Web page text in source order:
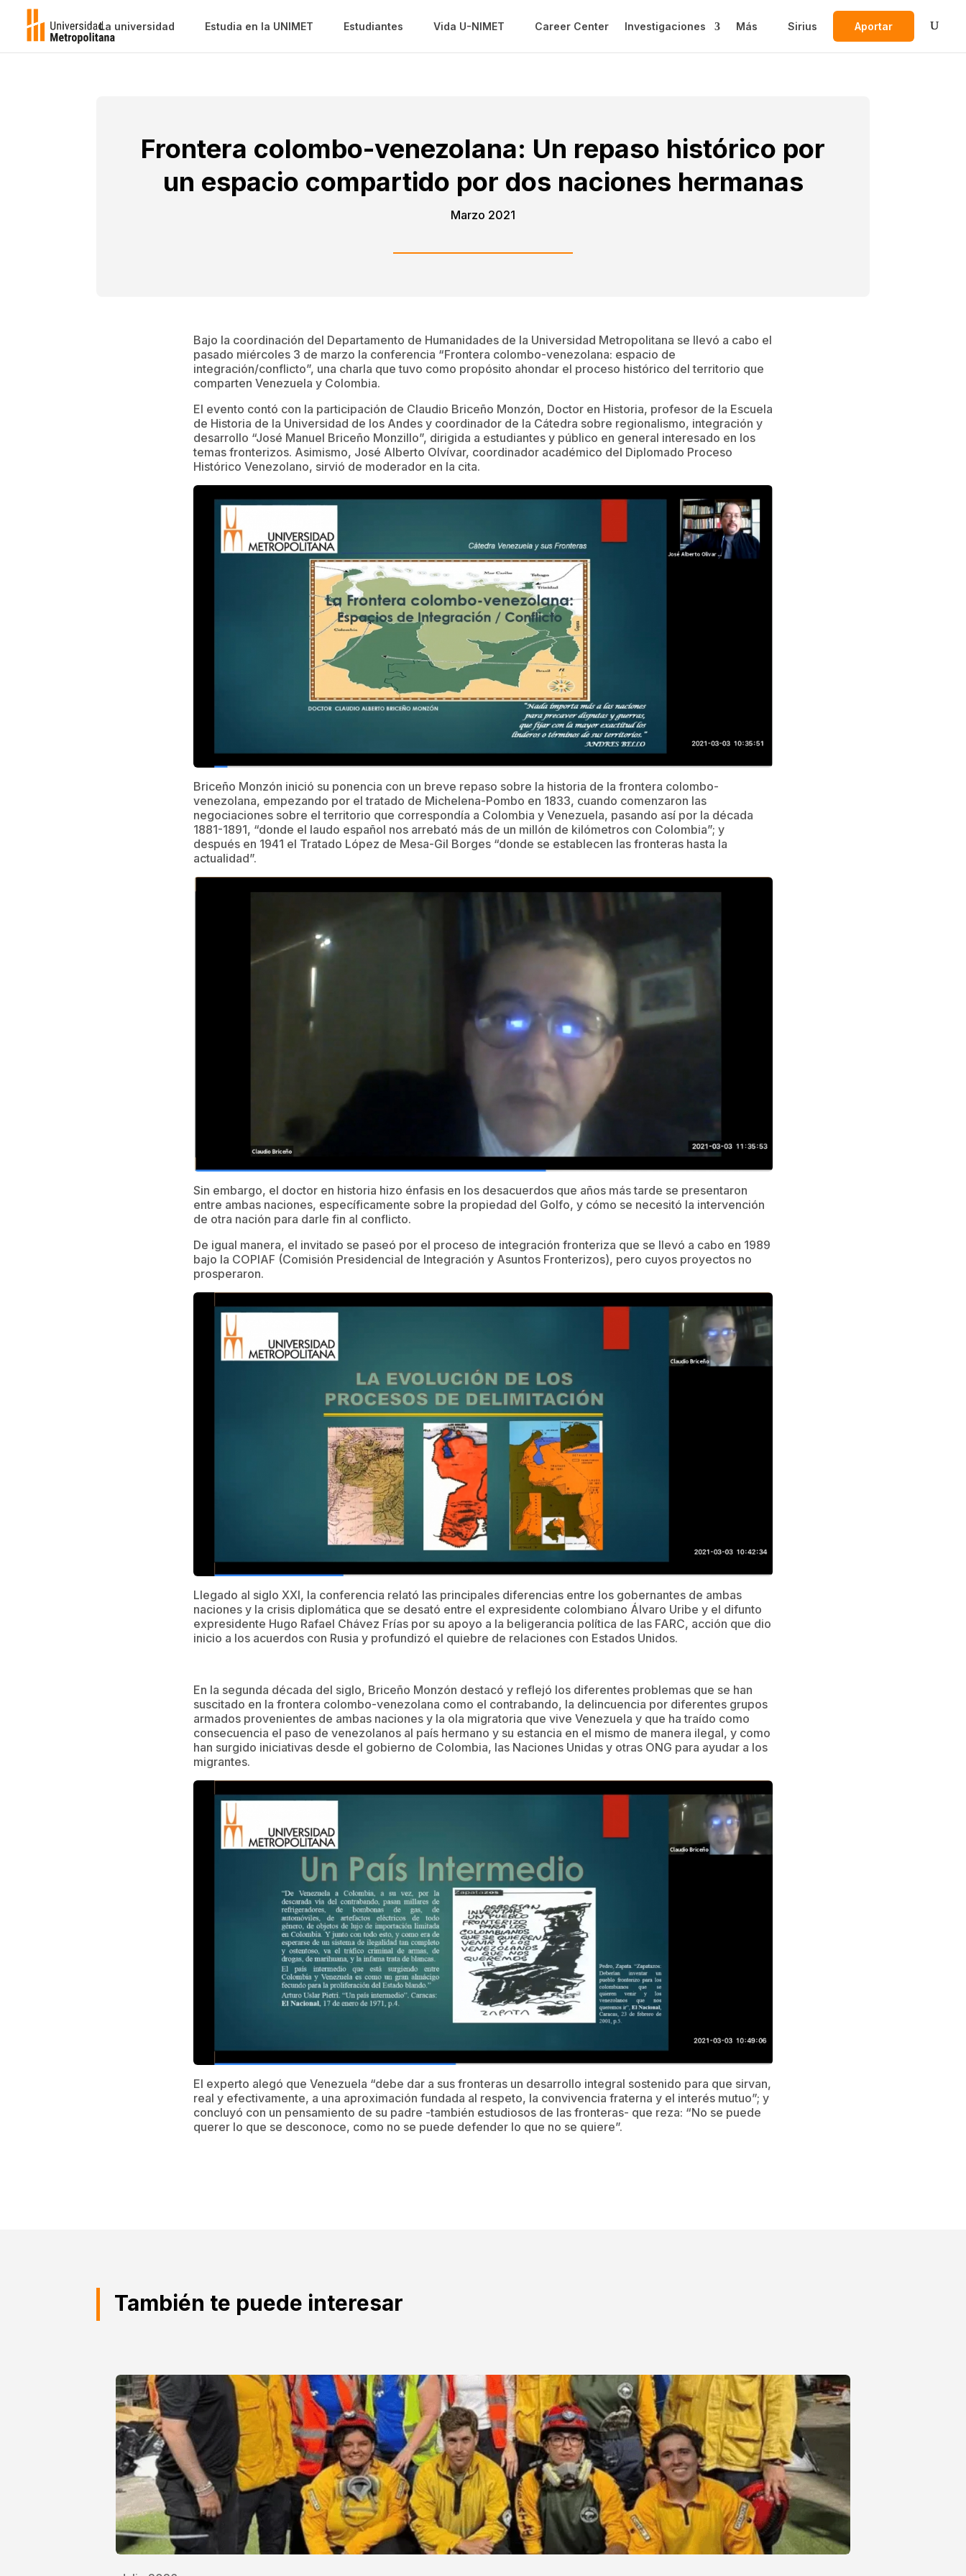
La universidad Estudia en la UNIMET Estudiantes Vida U-NIMET Career Center Investigaciones Más Sirius Aportar
Frontera colombo-venezolana: Un repaso histórico por
un espacio compartido por dos naciones hermanas
Marzo 2021
Bajo la coordinación del Departamento de Humanidades de la Universidad Metropolitana se llevó a cabo el
pasado miércoles 3 de marzo la conferencia “Frontera colombo-venezolana: espacio de
integración/conflicto”, una charla que tuvo como propósito ahondar el proceso histórico del territorio que
comparten Venezuela y Colombia.
El evento contó con la participación de Claudio Briceño Monzón, Doctor en Historia, profesor de la Escuela
de Historia de la Universidad de los Andes y coordinador de la Cátedra sobre regionalismo, integración y
desarrollo “José Manuel Briceño Monzillo”, dirigida a estudiantes y público en general interesado en los
temas fronterizos. Asimismo, José Alberto Olvívar, coordinador académico del Diplomado Proceso
Histórico Venezolano, sirvió de moderador en la cita.
Briceño Monzón inició su ponencia con un breve repaso sobre la historia de la frontera colombo-
venezolana, empezando por el tratado de Michelena-Pombo en 1833, cuando comenzaron las
negociaciones sobre el territorio que correspondía a Colombia y Venezuela, pasando así por la década
1881-1891, “donde el laudo español nos arrebató más de un millón de kilómetros con Colombia”; y
después en 1941 el Tratado López de Mesa-Gil Borges “donde se establecen las fronteras hasta la
actualidad”.
Sin embargo, el doctor en historia hizo énfasis en los desacuerdos que años más tarde se presentaron
entre ambas naciones, específicamente sobre la propiedad del Golfo, y cómo se necesitó la intervención
de otra nación para darle fin al conflicto.
De igual manera, el invitado se paseó por el proceso de integración fronteriza que se llevó a cabo en 1989
bajo la COPIAF (Comisión Presidencial de Integración y Asuntos Fronterizos), pero cuyos proyectos no
prosperaron.
Llegado al siglo XXI, la conferencia relató las principales diferencias entre los gobernantes de ambas
naciones y la crisis diplomática que se desató entre el expresidente colombiano Álvaro Uribe y el difunto
expresidente Hugo Rafael Chávez Frías por su apoyo a la beligerancia política de las FARC, acción que dio
inicio a los acuerdos con Rusia y profundizó el quiebre de relaciones con Estados Unidos.
En la segunda década del siglo, Briceño Monzón destacó y reflejó los diferentes problemas que se han
suscitado en la frontera colombo-venezolana como el contrabando, la delincuencia por diferentes grupos
armados provenientes de ambas naciones y la ola migratoria que vive Venezuela y que ha traído como
consecuencia el paso de venezolanos al país hermano y su estancia en el mismo de manera ilegal, y como
han surgido iniciativas desde el gobierno de Colombia, las Naciones Unidas y otras ONG para ayudar a los
migrantes.
El experto alegó que Venezuela “debe dar a sus fronteras un desarrollo integral sostenido para que sirvan,
real y efectivamente, a una aproximación fundada al respeto, la convivencia fraterna y el interés mutuo”; y
concluyó con un pensamiento de su padre -también estudiosos de las fronteras- que reza: “No se puede
querer lo que se desconoce, como no se puede defender lo que no se quiere”.
También te puede interesar